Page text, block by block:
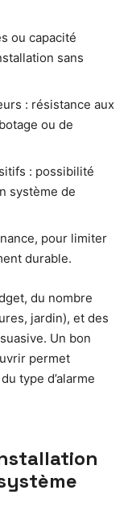
ou capacité
sans
: résistance aux
ou de
: possibilité
système de
pour limiter
durable.
du nombre
jardin), et des
Un bon
permet
type d’alarme